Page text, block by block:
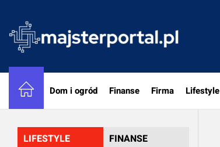
the
content
Dom i ogród Finanse Firma Lifestyle
LIFESTYLE FINANSE